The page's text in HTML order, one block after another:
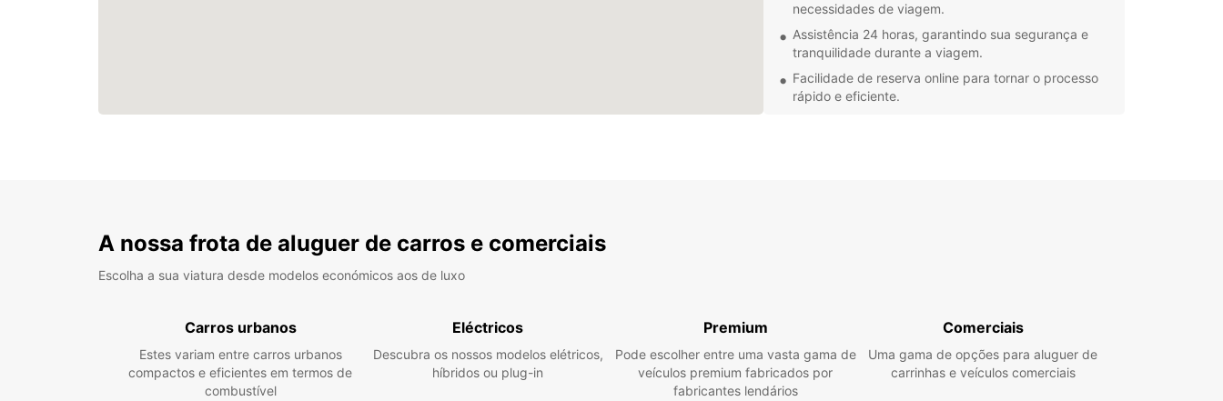
necessidades de viagem.
Assistência 24 horas, garantindo sua segurança e
tranquilidade durante a viagem.
Facilidade de reserva online para tornar o processo
rápido e eficiente.
A nossa frota de aluguer de carros e comerciais
Escolha a sua viatura desde modelos económicos aos de luxo
Carros urbanos
Estes variam entre carros urbanos
compactos e eficientes em termos de
combustível
Eléctricos
Descubra os nossos modelos elétricos,
híbridos ou plug-in
Premium
Pode escolher entre uma vasta gama de
veículos premium fabricados por
fabricantes lendários
Comerciais
Uma gama de opções para aluguer de
carrinhas e veículos comerciais